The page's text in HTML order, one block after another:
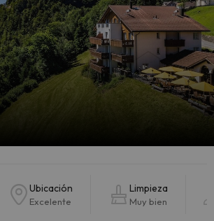
Ubicación
Excelente
Limpieza
Muy bien